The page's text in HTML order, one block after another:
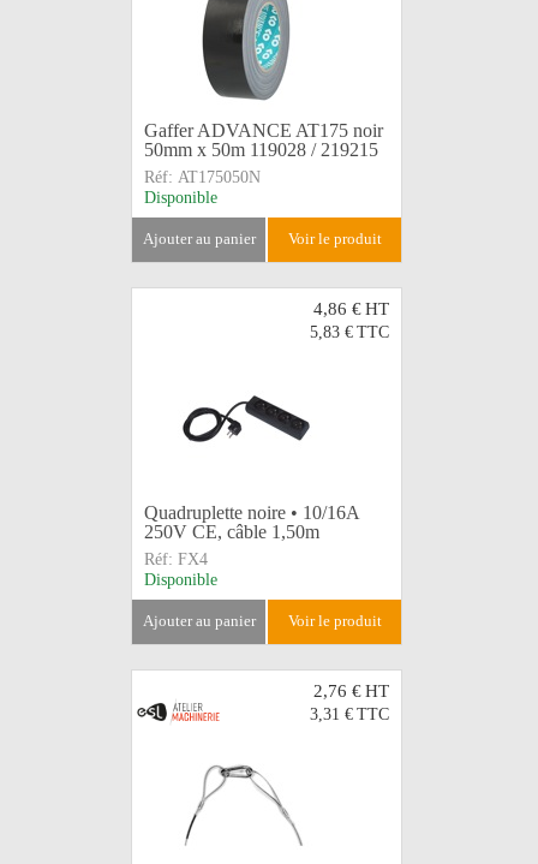
Gaffer ADVANCE AT175 noir
50mm x 50m 119028 / 219215
Réf: AT175050N
Disponible
ajouter au panier voir le produit
4,86 €HT
5,83 € TTC
Quadruplette noire • 10/16A
250V CE, câble 1,50m
Réf: FX4
Disponible
ajouter au panier voir le produit
2,76 €HT
3,31 € TTC